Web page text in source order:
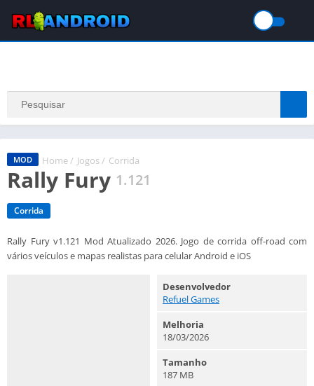
MOD Home / Jogos / Corrida
Rally Fury 1.121
Corrida
Rally Fury v1.121 Mod Atualizado 2026. Jogo de corrida off-road com
vários veículos e mapas realistas para celular Android e iOS
Desenvolvedor
Refuel Games
Melhoria
18/03/2026
Tamanho
187 MB